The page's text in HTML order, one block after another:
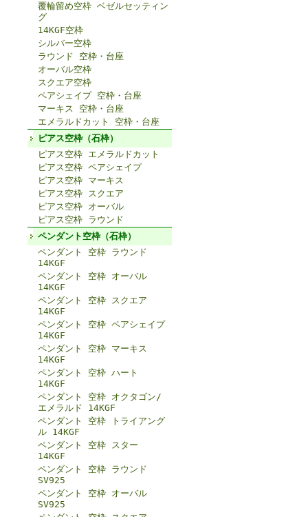
覆輪留め空枠 ベゼルセッティン
グ
14KGF空枠
シルバー空枠
ラウンド 空枠・台座
オーバル空枠
スクエア空枠
ペアシェイプ 空枠・台座
マーキス 空枠・台座
エメラルドカット 空枠・台座
ピアス空枠（石枠）
ピアス空枠 エメラルドカット
ピアス空枠 ペアシェイプ
ピアス空枠 マーキス
ピアス空枠 スクエア
ピアス空枠 オーバル
ピアス空枠 ラウンド
ペンダント空枠（石枠）
ペンダント 空枠 ラウンド
14KGF
ペンダント 空枠 オーバル
14KGF
ペンダント 空枠 スクエア
14KGF
ペンダント 空枠 ペアシェイプ
14KGF
ペンダント 空枠 マーキス
14KGF
ペンダント 空枠 ハート
14KGF
ペンダント 空枠 オクタゴン/
エメラルド 14KGF
ペンダント 空枠 トライアング
ル 14KGF
ペンダント 空枠 スター
14KGF
ペンダント 空枠 ラウンド
SV925
ペンダント 空枠 オーバル
SV925